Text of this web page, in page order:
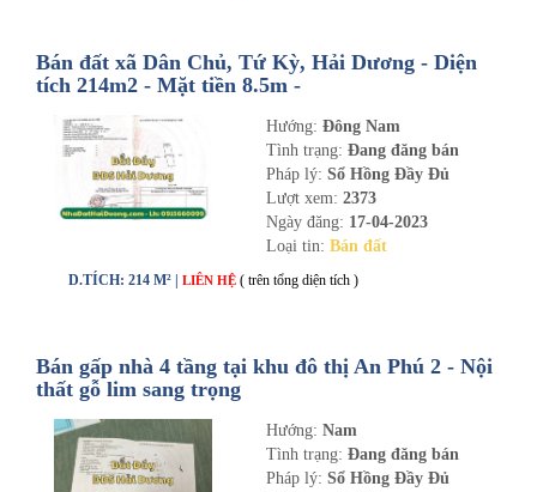
Bán đất xã Dân Chủ, Tứ Kỳ, Hải Dương - Diện
tích 214m2 - Mặt tiền 8.5m -
Hướng: Đông Nam
Tình trạng: Đang đăng bán
Pháp lý: Sổ Hồng Đầy Đủ
Lượt xem: 2373
Ngày đăng: 17-04-2023
Loại tin: Bán đất
D.TÍCH: 214 M² | LIÊN HỆ ( trên tổng diện tích )
Bán gấp nhà 4 tầng tại khu đô thị An Phú 2 - Nội
thất gỗ lim sang trọng
Hướng: Nam
Tình trạng: Đang đăng bán
Pháp lý: Sổ Hồng Đầy Đủ